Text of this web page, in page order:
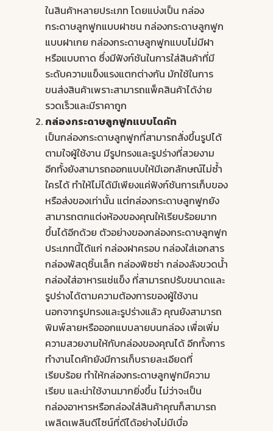
ในสินค้าหลายประเภท โดยแบ่งเป็น กล่อง
กระดาษลูกฟูกแบบฝาชน กล่องกระดาษลูกฟูก
แบบฝาเกย กล่องกระดาษลูกฟูกแบบไม่มีฝา
หรือแบบถาด ซึ่งมีฟังก์ชันในการใส่สินค้าที่มี
ระดับความแข็งแรงแตกต่างกัน มักใช้ในการ
ขนส่งสินค้าเพราะสามารถแพ็คสินค้าได้ง่าย
รวดเร็วและมีราคาถูก
กล่องกระดาษลูกฟูกแบบไดคัท
เป็นกล่องกระดาษลูกฟูกที่สามารถสั่งขึ้นรูปได้
ตามใจผู้ใช้งาน มีรูปทรงและรูปร่างที่สวยงาม
อีกทั้งยังสามารถออกแบบให้มีเอกลักษณ์ไม่ซ้ำ
ใครได้ ทำให้ไม่ได้มีเพียงแค่ฟังก์ชันการเก็บของ
หรือส่งของเท่านั้น แต่กล่องกระดาษลูกฟูกยัง
สามารถตกแต่งห้องของคุณให้เรียบร้อยมาก
ขึ้นได้อีกด้วย ตัวอย่างของกล่องกระดาษลูกฟูก
ประเภทนี้ได้แก่ กล่องฝาครอบ กล่องใส่เอกสาร
กล่องพัสดุชิ้นเล็ก กล่องพิซซ่า กล่องลังขวดน้ำ
กล่องใส่อาหารแช่แข็ง ที่สามารถปรับขนาดและ
รูปร่างได้ตามความต้องการของผู้ใช้งาน
นอกจากรูปทรงและรูปร่างแล้ว คุณยังสามารถ
พิมพ์ลายหรือออกแบบลายบนกล่อง เพื่อเพิ่ม
ความสวยงามให้กับกล่องของคุณได้ อีกทั้งการ
ทำงานไดคัทยังมีการเก็บรายละเอียดที่
เรียบร้อย ทำให้กล่องกระดาษลูกฟูกมีความ
เรียบ และน่าใช้งานมากยิ่งขึ้น ไม่ว่าจะเป็น
กล่องอาหารหรือกล่องใส่สินค้าคุณก็สามารถ
เพลิดเพลินดีไซน์ที่ดีได้อย่างไม่มีเบื่อ